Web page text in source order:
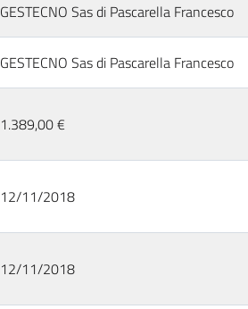
GESTECNO Sas di Pascarella Francesco
GESTECNO Sas di Pascarella Francesco
1.389,00 €
12/11/2018
12/11/2018